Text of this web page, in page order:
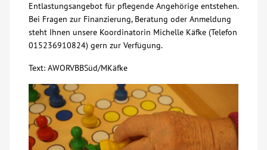
Karriere
Glossar
Suche
Entlastungsangebot für pflegende Angehörige entstehen.
Bei Fragen zur Finanzierung, Beratung oder Anmeldung
steht Ihnen unsere Koordinatorin Michelle Käfke (Telefon
015236910824) gern zur Verfügung.
Text: AWORVBBSüd/MKäfke